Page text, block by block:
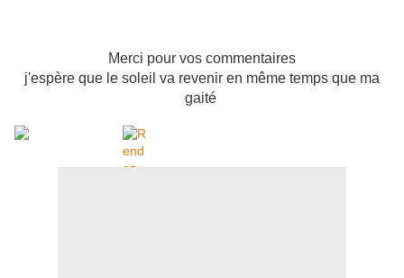
Merci pour vos commentaires
j'espère que le soleil va revenir en même temps que ma
gaité